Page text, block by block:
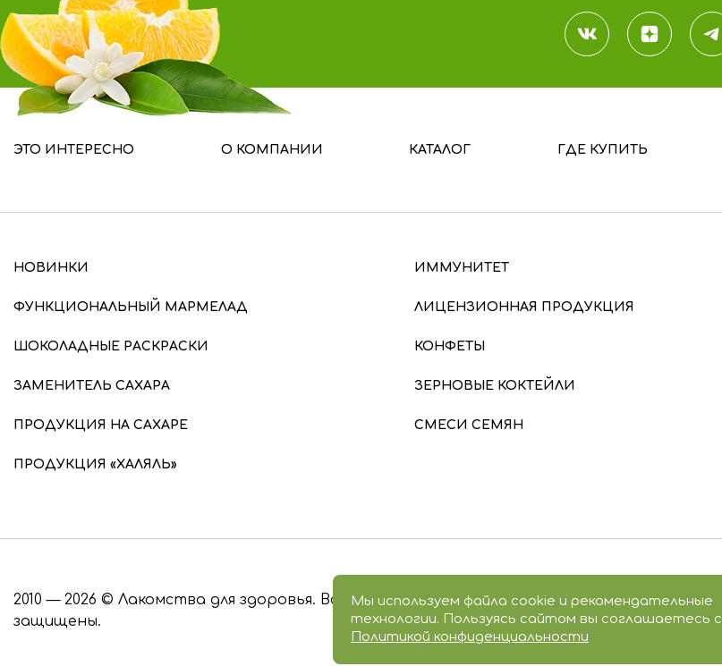
Лен
Сельдерей
Цикорий
ЭТО ИНТЕРЕСНО О КОМПАНИИ КАТАЛОГ ГДЕ КУПИТЬ
НОВИНКИ ИММУНИТЕТ
ФУНКЦИОНАЛЬНЫЙ МАРМЕЛАД ЛИЦЕНЗИОННАЯ ПРОДУКЦИЯ
ШОКОЛАДНЫЕ РАСКРАСКИ КОНФЕТЫ
ЗАМЕНИТЕЛЬ САХАРА ЗЕРНОВЫЕ КОКТЕЙЛИ
ПРОДУКЦИЯ НА САХАРЕ СМЕСИ СЕМЯН
ПРОДУКЦИЯ «ХАЛЯЛЬ»
2010 — 2026 © Лакомства для здоровья. Все права
защищены.
Мы используем файла cookie и рекомендательные
технологии. Пользуясь сайтом вы соглашаетесь с
Политикой конфиденциальности